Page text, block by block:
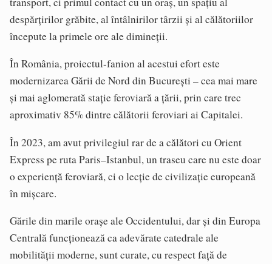
despărțirilor grăbite, al întâlnirilor târzii și al călătoriilor
începute la primele ore ale dimineții.
În România, proiectul-fanion al acestui efort este
modernizarea Gării de Nord din București – cea mai mare
și mai aglomerată stație feroviară a țării, prin care trec
aproximativ 85% dintre călătorii feroviari ai Capitalei.
În 2023, am avut privilegiul rar de a călători cu Orient
Express pe ruta Paris–Istanbul, un traseu care nu este doar
o experiență feroviară, ci o lecție de civilizație europeană
în mișcare.
Gările din marile orașe ale Occidentului, dar și din Europa
Centrală funcționează ca adevărate catedrale ale
mobilității moderne, sunt curate, cu respect față de